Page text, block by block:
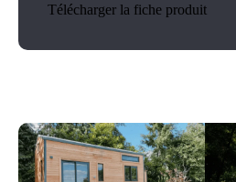
Télécharger la fiche produit